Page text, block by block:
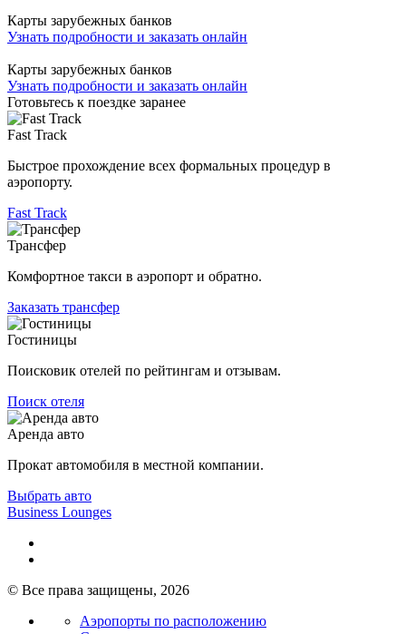
Карты зарубежных банков
Узнать подробности и заказать онлайн
Карты зарубежных банков
Узнать подробности и заказать онлайн
Готовьтесь к поездке заранее
Fast Track
Быстрое прохождение всех формальных процедур в
аэропорту.
Fast Track
Трансфер
Комфортное такси в аэропорт и обратно.
Заказать трансфер
Гостиницы
Поисковик отелей по рейтингам и отзывам.
Поиск отеля
Аренда авто
Прокат автомобиля в местной компании.
Выбрать авто
Business Lounges
© Все права защищены, 2026
Аэропорты по расположению